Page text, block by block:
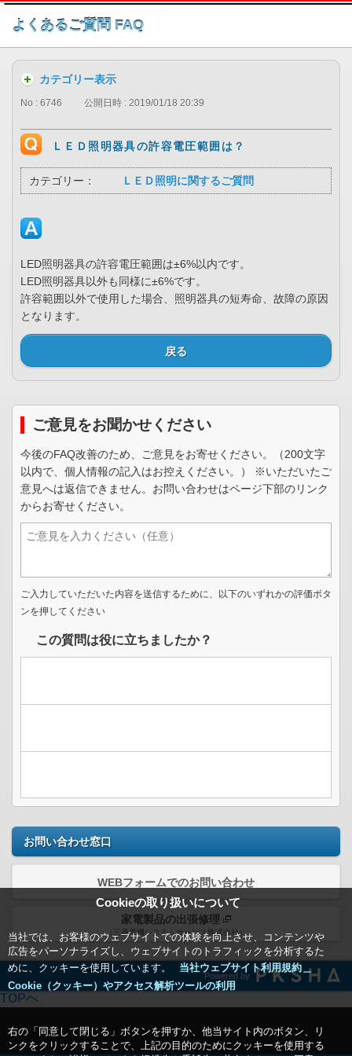
このページの本文へ
よくあるご質問 FAQ
Cookieの取り扱いについて
当社では、お客様のウェブサイトでの体験を向上させ、コンテンツや
広告をパーソナライズし、ウェブサイトのトラフィックを分析するた
めに、クッキーを使用しています。
当社ウェブサイト利用規約＿
Cookie（クッキー）やアクセス解析ツールの利用
右の「同意して閉じる」ボタンを押すか、他当サイト内のボタン、リ
ンクをクリックすることで、上記の目的のためにクッキーを使用する
カテゴリー表示
No : 6746 公開日時 : 2019/01/18 20:39
ＬＥＤ照明器具の許容電圧範囲は？
カテゴリー： ＬＥＤ照明に関するご質問
LED照明器具の許容電圧範囲は±6%以内です。
LED照明器具以外も同様に±6%です。
許容範囲以外で使用した場合、照明器具の短寿命、故障の原因
となります。
戻る
ご意見をお聞かせください
今後のFAQ改善のため、ご意見をお寄せください。（200文字
以内で、個人情報の記入はお控えください。） ※いただいたご
意見へは返信できません。お問い合わせはページ下部のリンク
からお寄せください。
ご入力していただいた内容を送信するために、以下のいずれかの評価ボタ
ンを押してください
この質問は役に立ちましたか？
お問い合わせ窓口
WEBフォームでのお問い合わせ
家電製品の出張修理
（三菱電機システムサービス株式会社）
Powered by
TOPへ